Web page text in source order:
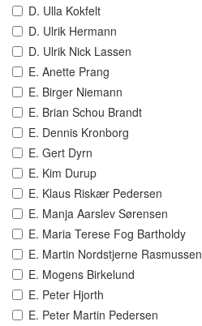
D. Ulla Kokfelt
D. Ulrik Hermann
D. Ulrik Nick Lassen
E. Anette Prang
E. Birger Niemann
E. Brian Schou Brandt
E. Dennis Kronborg
E. Gert Dyrn
E. Kim Durup
E. Klaus Riskær Pedersen
E. Manja Aarslev Sørensen
E. Maria Terese Fog Bartholdy
E. Martin Nordstjerne Rasmussen
E. Mogens Birkelund
E. Peter Hjorth
E. Peter Martin Pedersen